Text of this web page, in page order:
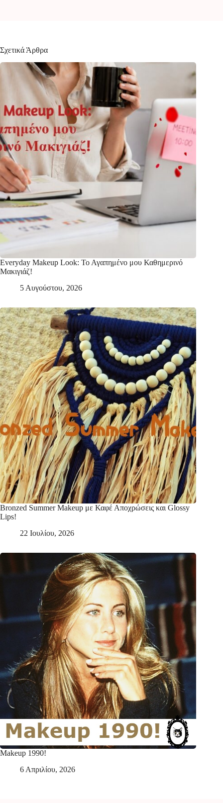
Σχετικά Άρθρα
Everyday Makeup Look: Το Αγαπημένο μου Καθημερινό
Μακιγιάζ!
5 Αυγούστου, 2026
Bronzed Summer Makeup με Καφέ Αποχρώσεις και Glossy
Lips!
22 Ιουλίου, 2026
Makeup 1990!
6 Απριλίου, 2026